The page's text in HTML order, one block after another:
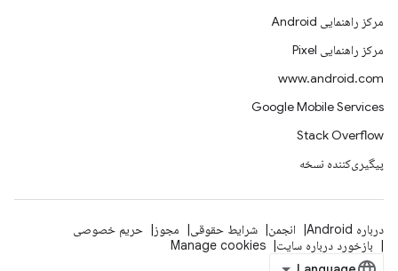
مرکز راهنمایی Android
مرکز راهنمایی Pixel
www.android.com
Google Mobile Services
Stack Overflow
پیگیری‌کننده نسخه
درباره Android انجمن شرایط حقوقی مجوز
حریم خصوصی
بازخورد درباره سایت
Manage cookies